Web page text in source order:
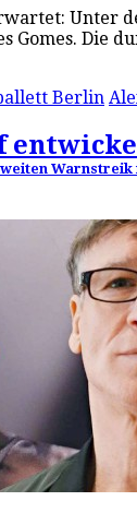
Unter
Gomes. Die
Berlin
Warnstreik